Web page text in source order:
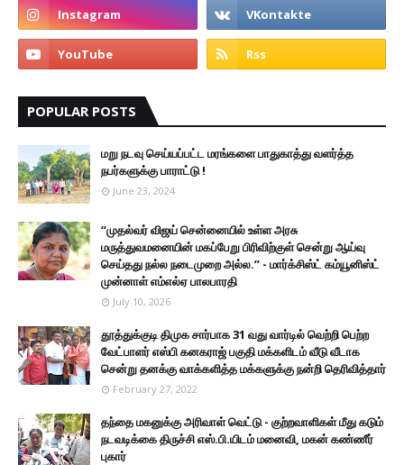
POPULAR POSTS
மறு நடவு செய்யப்பட்ட மரங்களை பாதுகாத்து வளர்த்த
நபர்களுக்கு பாராட்டு !
June 23, 2024
“முதல்வர் விஜய் சென்னையில் உள்ள அரசு
மருத்துவமனையின் மகப்பேறு பிரிவிற்குள் சென்று ஆய்வு
செய்தது நல்ல நடைமுறை அல்ல.” - மார்க்சிஸ்ட் கம்யூனிஸ்ட்
முன்னாள் எம்எல்ஏ பாலபாரதி
July 10, 2026
தூத்துக்குடி திமுக சார்பாக 31 வது வார்டில் வெற்றி பெற்ற
வேட்பாளர் எஸ்பி கனகராஜ் பகுதி மக்களிடம் வீடு வீடாக
சென்று தனக்கு வாக்களித்த மக்களுக்கு நன்றி தெரிவித்தார்
February 27, 2022
தந்தை மகனுக்கு அரிவாள் வெட்டு - குற்றவாளிகள் மீது கடும்
நடவடிக்கை திருச்சி எஸ்.பி.யிடம் மனைவி, மகன் கண்ணீர்
புகார்